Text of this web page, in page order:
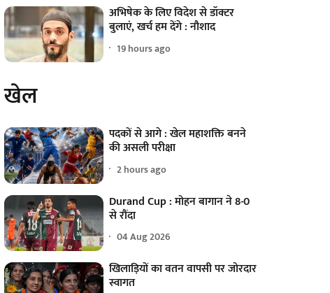
अभिषेक के लिए विदेश से डॉक्टर
बुलाएं, खर्च हम देंगे : नौशाद
19 hours ago
खेल
पदकों से आगे : खेल महाशक्ति बनने
की असली परीक्षा
2 hours ago
Durand Cup : मोहन बागान ने 8-0
से रौंदा
04 Aug 2026
खिलाड़ियों का वतन वापसी पर जोरदार
स्वागत